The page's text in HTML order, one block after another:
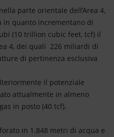
parte orientale dell’Area 4,
in quanto incrementano di
(10 trillion cubic feet, tcf) il
4, dei quali 226 miliardi di
di pertinenza esclusiva
il potenziale
attualmente in almeno
in posto (40 tcf).
in 1.848 metri di acqua e